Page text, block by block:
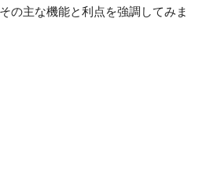
の主な機能と利点を強調してみま